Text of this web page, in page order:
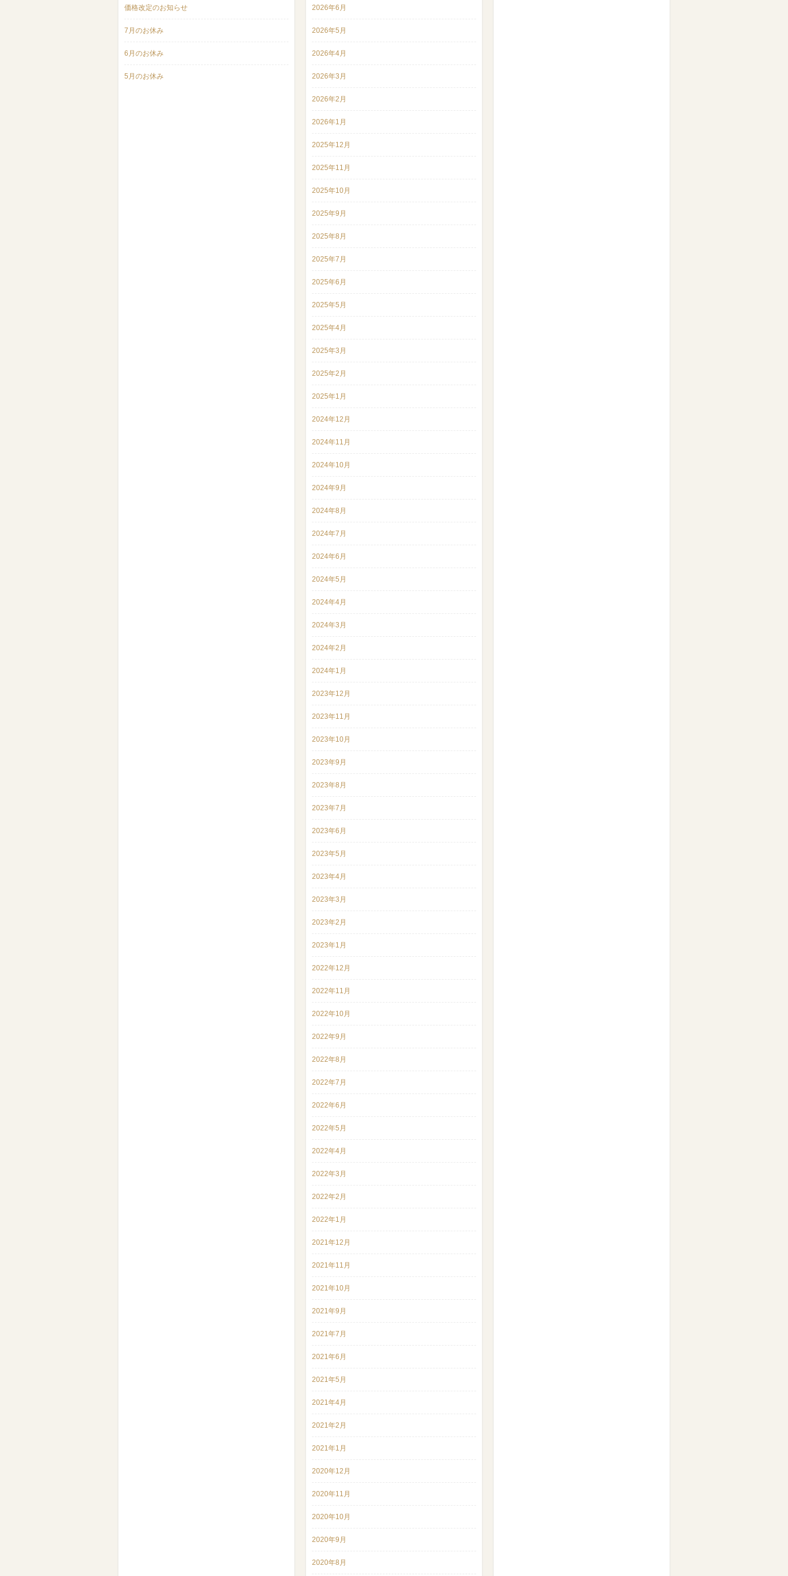
価格改定のお知らせ
7月のお休み
6月のお休み
5月のお休み
2026年6月
2026年5月
2026年4月
2026年3月
2026年2月
2026年1月
2025年12月
2025年11月
2025年10月
2025年9月
2025年8月
2025年7月
2025年6月
2025年5月
2025年4月
2025年3月
2025年2月
2025年1月
2024年12月
2024年11月
2024年10月
2024年9月
2024年8月
2024年7月
2024年6月
2024年5月
2024年4月
2024年3月
2024年2月
2024年1月
2023年12月
2023年11月
2023年10月
2023年9月
2023年8月
2023年7月
2023年6月
2023年5月
2023年4月
2023年3月
2023年2月
2023年1月
2022年12月
2022年11月
2022年10月
2022年9月
2022年8月
2022年7月
2022年6月
2022年5月
2022年4月
2022年3月
2022年2月
2022年1月
2021年12月
2021年11月
2021年10月
2021年9月
2021年7月
2021年6月
2021年5月
2021年4月
2021年2月
2021年1月
2020年12月
2020年11月
2020年10月
2020年9月
2020年8月